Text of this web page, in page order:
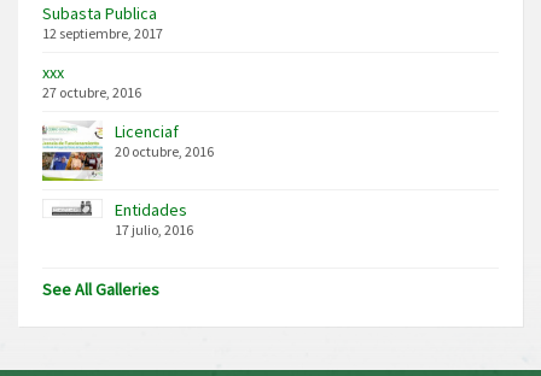
Subasta Publica
12 septiembre, 2017
xxx
27 octubre, 2016
Licenciaf
20 octubre, 2016
Entidades
17 julio, 2016
See All Galleries